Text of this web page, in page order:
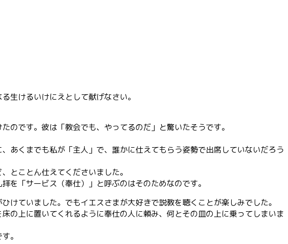
生けるいけにえとして献げなさい。
です。彼は「教会でも、やってるのだ」と驚いたそうです。
あくまでも私が「主人」で、誰かに仕えてもらう姿勢で出席していないだろう
とことん仕えてくださいました。
を「サービス（奉仕）」と呼ぶのはそのためなのです。
ていました。でもイエスさまが大好きで説教を聴くことが楽しみでした。
の上に置いてくれるように奉仕の人に頼み、何とその皿の上に乗ってしまいま
。